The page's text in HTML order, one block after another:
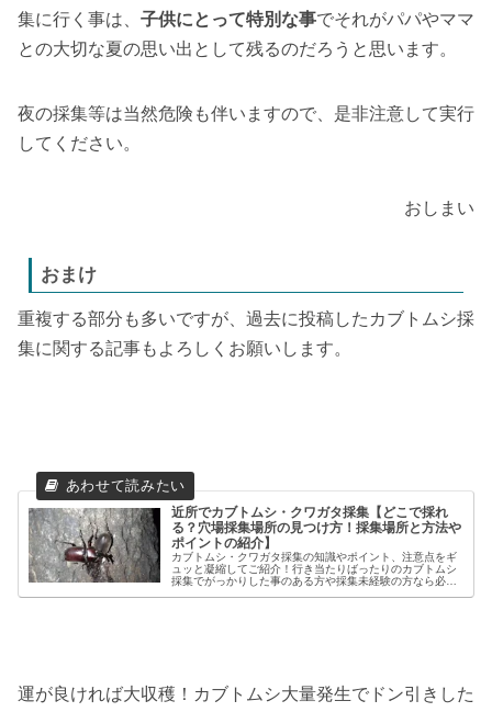
集に行く事は、 子供にとって特別な事でそれがパパやママ
との大切な夏の思い出として残るのだろうと思います。
夜の採集等は当然危険も伴いますので、是非注意して実行
してください。
おしまい
おまけ
重複する部分も多いですが、過去に投稿したカブトムシ採
集に関する記事もよろしくお願いします。
近所でカブトムシ・クワガタ採集【どこで採れ
る？穴場採集場所の見つけ方！採集場所と方法や
ポイントの紹介】
カブトムシ・クワガタ採集の知識やポイント、注意点をギ
ュッと凝縮してご紹介！行き当たりばったりのカブトムシ
採集でがっかりした事のある方や採集未経験の方なら必ず
運が良ければ大収穫！カブトムシ大量発生でドン引きした